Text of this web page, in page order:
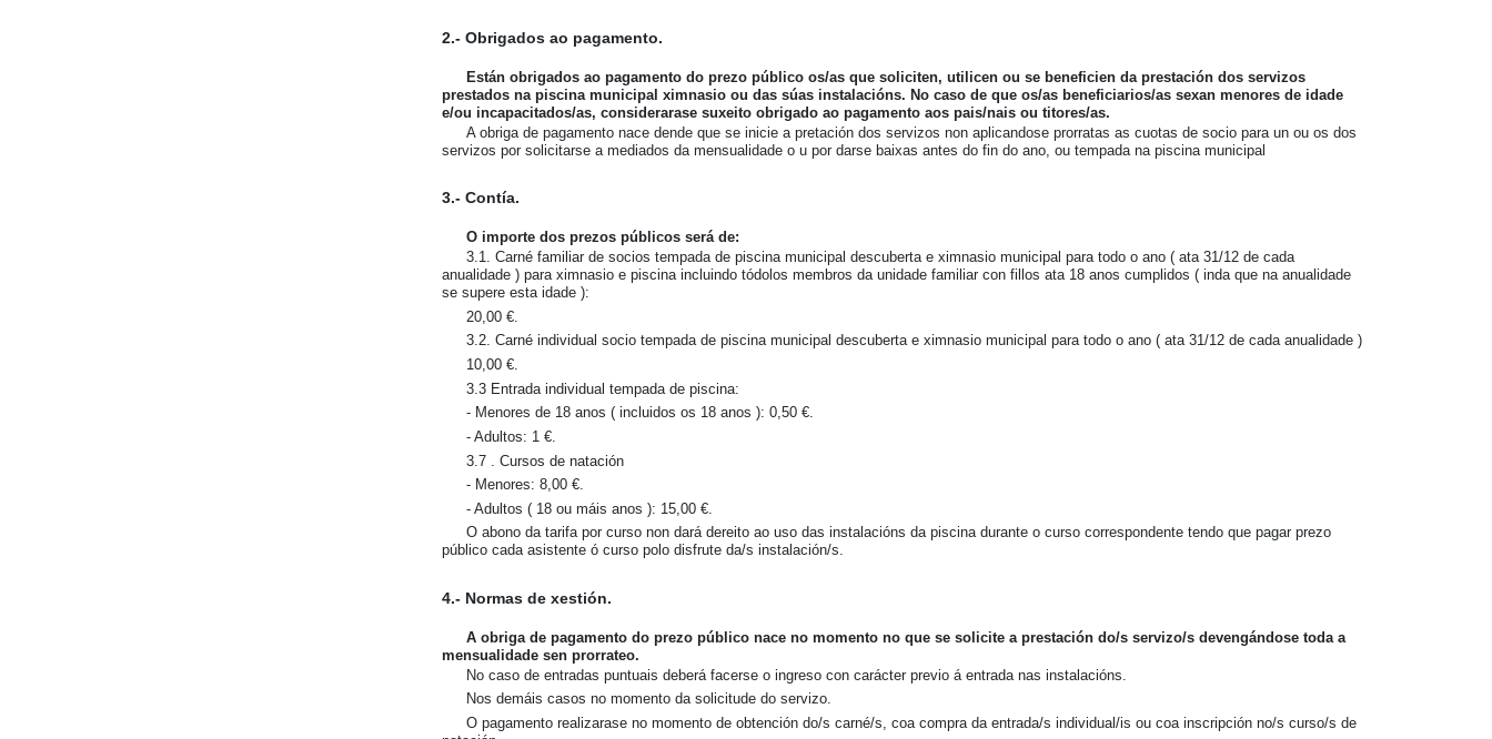
2.- Obrigados ao pagamento.
Están obrigados ao pagamento do prezo público os/as que soliciten, utilicen ou se beneficien da prestación dos servizos
prestados na piscina municipal ximnasio ou das súas instalacións. No caso de que os/as beneficiarios/as sexan menores de idade
e/ou incapacitados/as, considerarase suxeito obrigado ao pagamento aos pais/nais ou titores/as.
A obriga de pagamento nace dende que se inicie a pretación dos servizos non aplicandose prorratas as cuotas de socio para un ou os dos
servizos por solicitarse a mediados da mensualidade o u por darse baixas antes do fin do ano, ou tempada na piscina municipal
3.- Contía.
O importe dos prezos públicos será de:
3.1. Carné familiar de socios tempada de piscina municipal descuberta e ximnasio municipal para todo o ano ( ata 31/12 de cada
anualidade ) para ximnasio e piscina incluindo tódolos membros da unidade familiar con fillos ata 18 anos cumplidos ( inda que na anualidade
se supere esta idade ):
20,00 €.
3.2. Carné individual socio tempada de piscina municipal descuberta e ximnasio municipal para todo o ano ( ata 31/12 de cada anualidade )
10,00 €.
3.3 Entrada individual tempada de piscina:
- Menores de 18 anos ( incluidos os 18 anos ): 0,50 €.
- Adultos: 1 €.
3.7 . Cursos de natación
- Menores: 8,00 €.
- Adultos ( 18 ou máis anos ): 15,00 €.
O abono da tarifa por curso non dará dereito ao uso das instalacións da piscina durante o curso correspondente tendo que pagar prezo
público cada asistente ó curso polo disfrute da/s instalación/s.
4.- Normas de xestión.
A obriga de pagamento do prezo público nace no momento no que se solicite a prestación do/s servizo/s devengándose toda a
mensualidade sen prorrateo.
No caso de entradas puntuais deberá facerse o ingreso con carácter previo á entrada nas instalacións.
Nos demáis casos no momento da solicitude do servizo.
O pagamento realizarase no momento de obtención do/s carné/s, coa compra da entrada/s individual/is ou coa inscripción no/s curso/s de